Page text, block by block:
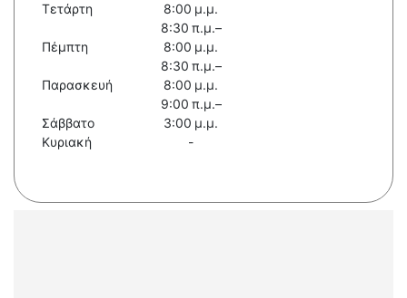
Τετάρτη
8:00 μ.μ.
Πέμπτη
8:30 π.μ.–
8:00 μ.μ.
Παρασκευή
8:30 π.μ.–
8:00 μ.μ.
Σάββατο
9:00 π.μ.–
3:00 μ.μ.
Κυριακή
-